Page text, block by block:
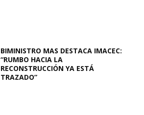
BIMINISTRO MAS DESTACA IMACEC:
“RUMBO HACIA LA
RECONSTRUCCIÓN YA ESTÁ
TRAZADO”